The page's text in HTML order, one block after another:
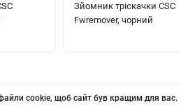
Зйомник тріскачки CSC
Fwremover, чорний
cookie, щоб сайт був кращим для вас.